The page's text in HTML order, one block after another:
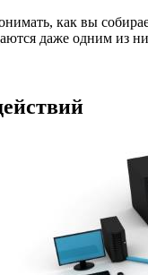
как вы
даже одним из